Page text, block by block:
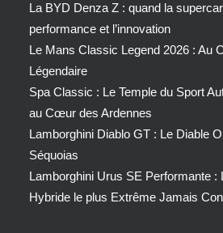
La BYD Denza Z : quand la
performance et l’innovation
Le Mans Classic Legend 2026 : Au
Légendaire
Spa Classic : Le Temple du Sport
au Cœur des Ardennes
Lamborghini Diablo GT : Le Diable
Séquoias
Lamborghini Urus SE Performante :
Hybride le plus Extrême Jamais